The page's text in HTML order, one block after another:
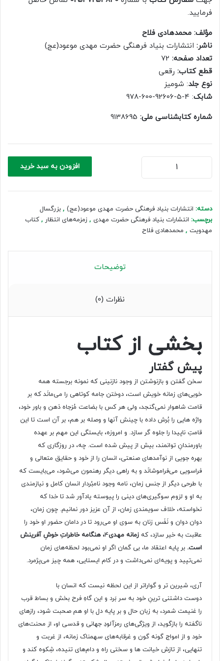
300,000 ریال.
210,000 ریال.
فرمایید.
مؤلف: محمدهادى فلاح
ناشر: انتشارات بنیاد فرهنگی حضرت مهدی موعود(عج)
تعداد صفحه:
قطع کتاب: رقعی
نوع جلد: شومیز
شابک: 4-5-92606-600-978
شماره کتابشناسی ملی:
زمزمه‌های
عدد
افزودن به سبد خرید
دسته: انتشارات بنیاد فرهنگی حضرت مهدی موعود(عج) , بزرگسال
برچسب: انتشارات بنیاد فرهنگی حضرت مهدی , زمزمه‌های انتظار , کتاب
مهدویت , محمدهادى فلاح
توضیحات
نظرات (0)
بخشی از کتاب
پیش گفتار
سخن گفتن و بازنوشتن از وجود نازنینى که نمونه برجسته همه
خوبى‌هاى زمانه خویش است، دوختن جامه کوتاهى را مى‌مانَد که بر
قامت شاهوار نمى‌گنجد، ولى هر کس با بضاعت مُزجاه ذهن و باور خود،
واژه هایى را بُرش داده با چینش آنها و وصله بر هم، بر آن است تا این
قامتِ ناپیدا را جلوه گر سازد. و امروزه، بایستگى این مهم بر عهده
باورمندانِ توانمند، بیش از پیش شده است. چه، در روزگارى که
بهره جویى از نوآمدهاى صنعتى، انسان را از خود و حقایق متعالى و
فراسویى مى‌فراموشانَد و به راهى دیگر رهنمون مى‌شود، مى‌بایست که
با طرحى دیگر از جنس زمان، نامه وجود نامبُردار انسان کامل و نیازمندى
به او و لزوم سوگیرى‌هاى دینى را پیوسته یادآور شد تا خدا که
نخواسته، خلاف سویمندى زمان، از آن عزیز دور نمانیم. چون زمان،
دوان دوان و نَفَس زنان به سوى او مى‌رود تا در دامان حضور او خود را
عاقبت به خیر سازد، که زمانه مهدى۴، هنگامه خاطراتِ خوشِ آفرینش
است. بر پایه اعتقاد ما، بى گمان اگر او نمى‌بود لحظه‌هاى زمان
نمى‌تپید و پویه‌اى نمى‌داشت و در کام ایستایى، همه چیز مى‌پژمرد.
آرى، شیرین تر و گواراتر از این لحظه نیست که انسان با
دوست داشتنى ترینِ خود به سر بَرد و این گاهِ فرح بخش و بساط قرب
را غنیمت شمرد، به زبان حال و بر پایه دل با او هم صحبت شود، رازهاى
ناگفته را بازگوید، از ویژگى‌هاى رمزآلودِ جهانى و قدسى او، از محنت‌هاى
خود و از امواج گونه گون و غرقابه‌هاى سهمناک زمانه، از غربت و
تنهایى، از تازش خیانت ها و سختى راه و دام‌هاى تنیده، شِکوه کند و